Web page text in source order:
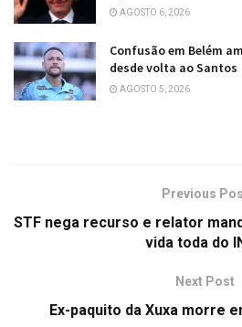
AGOSTO 6, 2026
Confusão em Belém
desde volta ao Santos
AGOSTO 5, 2026
Previous
STF nega recurso e relator
vida toda do
Next Post
Ex-paquito da Xuxa morre